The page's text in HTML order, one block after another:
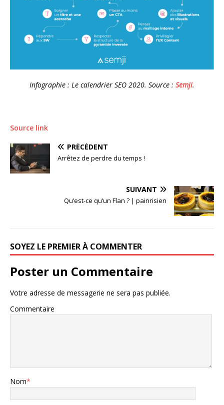
Infographie : Le calendrier SEO 2020. Source : Semji.
Source link
PRÉCÉDENT
Arrêtez de perdre du temps !
SUIVANT
Qu’est-ce qu’un Flan ? | painrisien
SOYEZ LE PREMIER À COMMENTER
Poster un Commentaire
Votre adresse de messagerie ne sera pas publiée.
Commentaire
Nom*